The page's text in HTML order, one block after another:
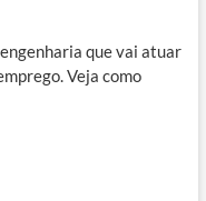
que vai atuar
Veja como